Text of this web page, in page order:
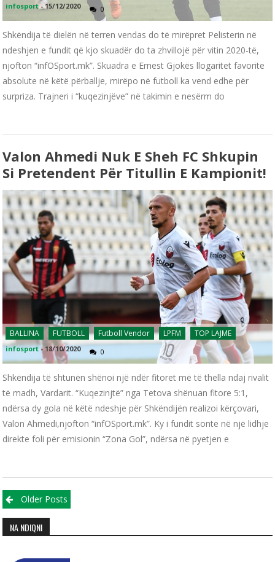
infosport - 15/12/2020 0
Shkëndija të dielën në terren vendas do të mirëpret Pelisterin në
ndeshjen e fundit që kjo skuadër do ta zhvillojë për vitin 2020-të,
njofton “infOSport.mk”. Skuadra e Ernest Gjokës llogaritet favorite
absolute në këtë përballje, mirëpo në futboll ka vend edhe për
surpriza. Trajneri i “kuqezinjëve” në takimin e nesërm do
Valon Ahmedi Nuk E Sheh FC Shkupin
Si Pretendent Për Titullin E Kampionit!
BALLINA FUTBOLL Futboll Vendor LPFM TOP LAJME
infosport -18/10/2020 0
Shkëndija të shtunën shënoi një ndër fitoret më të thella ndaj rivalit
të madh, Vardarit. “Kuqezinjtë” nga Tetova shënuan fitore 5:1,
ndërsa dy gola në këtë ndeshje për Shkëndijën realizoi kërçovari,
Valon Ahmedi,njofton “infOSport.mk”. Ky i fundit sonte në një lidhje
direkte foli për emisionin “Zona Gol”, ndërsa në pyetjen e
Posts navigation
Older Posts
NA NDIQNI